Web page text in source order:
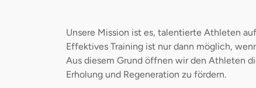
Unsere Mission ist es, talentierte Athleten
Effektives Training ist nur dann möglich,
Aus diesem Grund öffnen wir den Athleten
Erholung und Regeneration zu fördern.